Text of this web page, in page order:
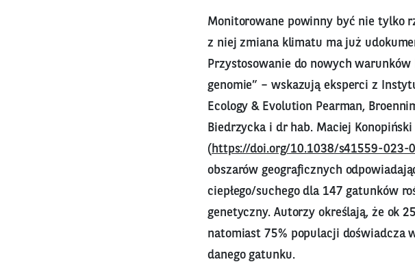
Monitorowane powinny być nie tylko
z niej zmiana klimatu ma już
Przystosowanie do nowych
genomie” – wskazują eksperci z
Ecology & Evolution Pearman,
Biedrzycka i dr hab. Maciej
( https://doi.org/10.1038/s41559-023-
obszarów geograficznych
ciepłego/suchego dla 147 gatunków
genetyczny. Autorzy określają, że ok
natomiast 75% populacji doświadcza
danego gatunku.